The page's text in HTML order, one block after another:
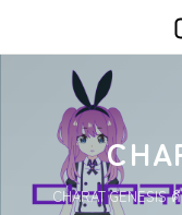
CHARAT